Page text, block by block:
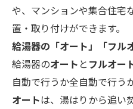
や、マンションや集合住宅
置・取り付けができます。
給湯器の「オート」「フル
給湯器のオート と フルオー
自動で行うか全自動で行う
オートは、湯はりから追い